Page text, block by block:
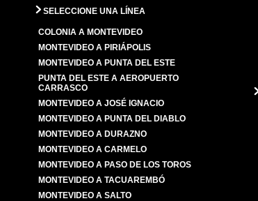
SELECCIONE UNA LÍNEA
COLONIA A MONTEVIDEO
MONTEVIDEO A PIRIÁPOLIS
MONTEVIDEO A PUNTA DEL ESTE
PUNTA DEL ESTE A AEROPUERTO
CARRASCO
MONTEVIDEO A JOSÉ IGNACIO
MONTEVIDEO A PUNTA DEL DIABLO
MONTEVIDEO A DURAZNO
MONTEVIDEO A CARMELO
MONTEVIDEO A PASO DE LOS TOROS
MONTEVIDEO A TACUAREMBÓ
MONTEVIDEO A SALTO